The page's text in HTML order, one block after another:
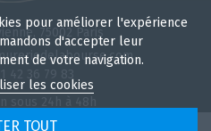
75002 Paris
sous 15 jours
pour améliorer l'expérience
d'accepter leur
de votre navigation.
les cookies
TOUT